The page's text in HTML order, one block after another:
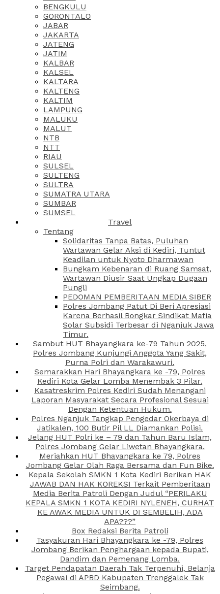
BENGKULU
GORONTALO
JABAR
JAKARTA
JATENG
JATIM
KALBAR
KALSEL
KALTARA
KALTENG
KALTIM
LAMPUNG
MALUKU
MALUT
NTB
NTT
RIAU
SULSEL
SULTENG
SULTRA
SUMATRA UTARA
SUMBAR
SUMSEL
Travel
Tentang
Solidaritas Tanpa Batas, Puluhan
Wartawan Gelar Aksi di Kediri, Tuntut
Keadilan untuk Nyoto Dharmawan
Bungkam Kebenaran di Ruang Samsat,
Wartawan Diusir Saat Ungkap Dugaan
Pungli
PEDOMAN PEMBERITAAN MEDIA SIBER
Polres Jombang Patut Di Beri Apresiasi
Karena Berhasil Bongkar Sindikat Mafia
Solar Subsidi Terbesar di Nganjuk Jawa
Timur.
Sambut HUT Bhayangkara ke-79 Tahun 2025,
Polres Jombang Kunjungi Anggota Yang Sakit,
Purna Polri dan Warakawuri.
Semarakkan Hari Bhayangkara ke -79, Polres
Kediri Kota Gelar Lomba Menembak 3 Pilar.
Kasatreskrim Polres Kediri Sudah Menangani
Laporan Masyarakat Secara Profesional Sesuai
Dengan Ketentuan Hukum.
Polres Nganjuk Tangkap Pengedar Okerbaya di
Jatikalen, 100 Butir Pil LL Diamankan Polisi.
Jelang HUT Polri ke – 79 dan Tahun Baru Islam,
Polres Jombang Gelar Liwetan Bhayangkara.
Meriahkan HUT Bhayangkara ke 79, Polres
Jombang Gelar Olah Raga Bersama dan Fun Bike.
Kepala Sekolah SMKN 1 Kota Kediri Berikan HAK
JAWAB DAN HAK KOREKSI Terkait Pemberitaan
Media Berita Patroli Dengan Judul “PERILAKU
KEPALA SMKN 1 KOTA KEDIRI NYLENEH, CURHAT
KE AWAK MEDIA UNTUK DI SEMBELIH, ADA
APA???”
Box Redaksi Berita Patroli
Tasyakuran Hari Bhayangkara ke -79, Polres
Jombang Berikan Penghargaan kepada Bupati,
Dandim dan Pemenang Lomba.
Target Pendapatan Daerah Tak Terpenuhi, Belanja
Pegawai di APBD Kabupaten Trenggalek Tak
Seimbang.